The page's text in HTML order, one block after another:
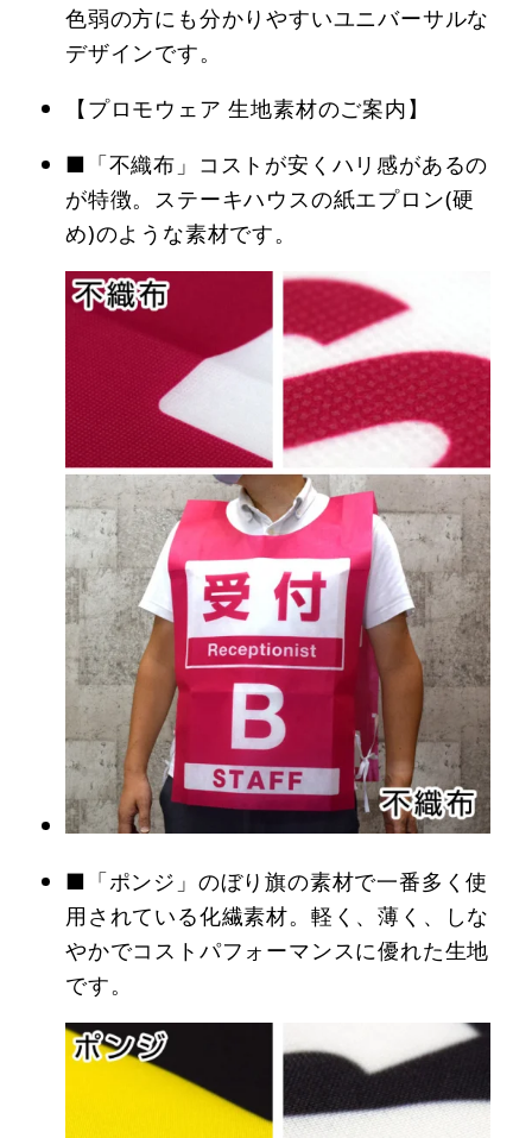
色弱の方にも分かりやすいユニバーサルな
デザインです。
【プロモウェア 生地素材のご案内】
■「不織布」コストが安くハリ感があるの
が特徴。ステーキハウスの紙エプロン(硬
め)のような素材です。
■「ポンジ」のぼり旗の素材で一番多く使
用されている化繊素材。軽く、薄く、しな
やかでコストパフォーマンスに優れた生地
です。